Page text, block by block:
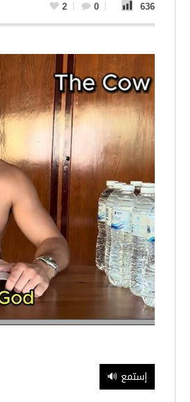
2 0 636
🔊 إستمع